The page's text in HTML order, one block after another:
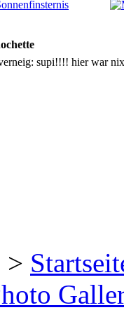
supi!!!! hier war
>